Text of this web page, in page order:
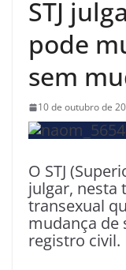
STJ
pode
sem
10 de outubro de
O STJ
julgar, nesta
transexual
mudança de
registro civil.